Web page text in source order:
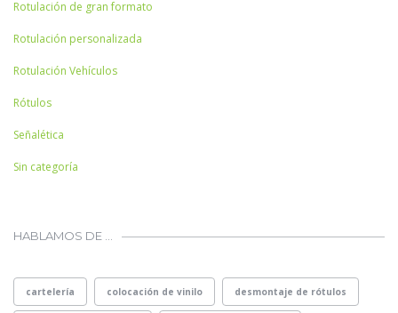
Rotulación de gran formato
Rotulación personalizada
Rotulación Vehículos
Rótulos
Señalética
Sin categoría
HABLAMOS DE …
cartelería colocación de vinilo desmontaje de rótulos